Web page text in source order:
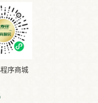
序商城